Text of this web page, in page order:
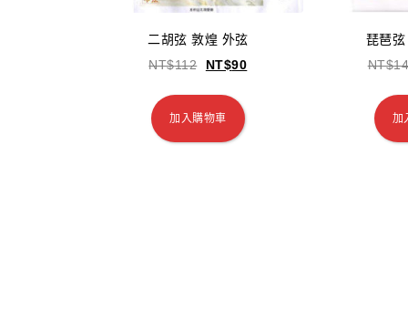
二胡弦 敦煌 外弦
NT$112 NT$90
加入購物車
琵琶
NT$
加